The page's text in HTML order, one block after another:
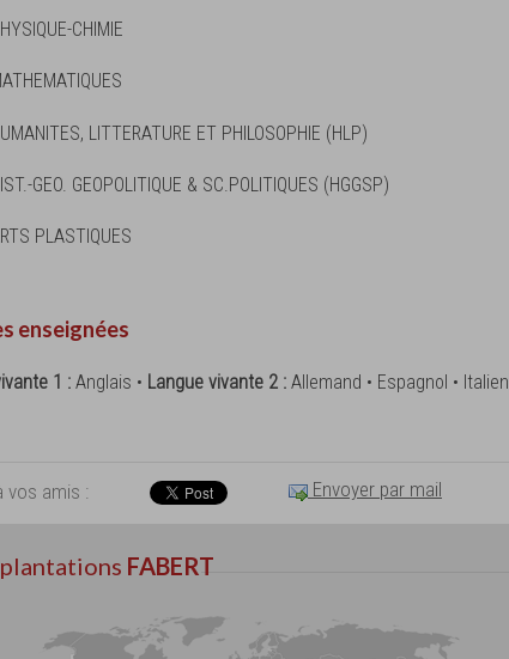
CHIMIE
LITTERATURE ET PHILOSOPHIE (HLP)
GEO. GEOPOLITIQUE & SC.POLITIQUES (HGGSP)
PLASTIQUES
enseignées
1 : Anglais • Langue vivante 2 : Allemand • Espagnol • Italien
vos amis : Envoyer par mail
FABERT